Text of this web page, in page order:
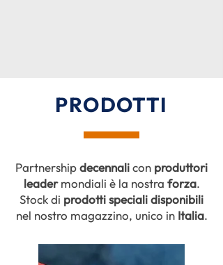
PRODOTTI
Partnershipdecennalicon produttori
leadermondiali è la nostra forza.
Stockdi prodotti speciali disponibili
nel nostro magazzino, unico in Italia.